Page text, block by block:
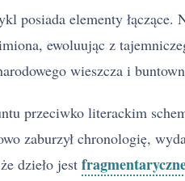
posiada elementy łączące.
ewoluując z
wieszcza i
przeciwko literackim
zaburzył chronologię,
dzieło jest